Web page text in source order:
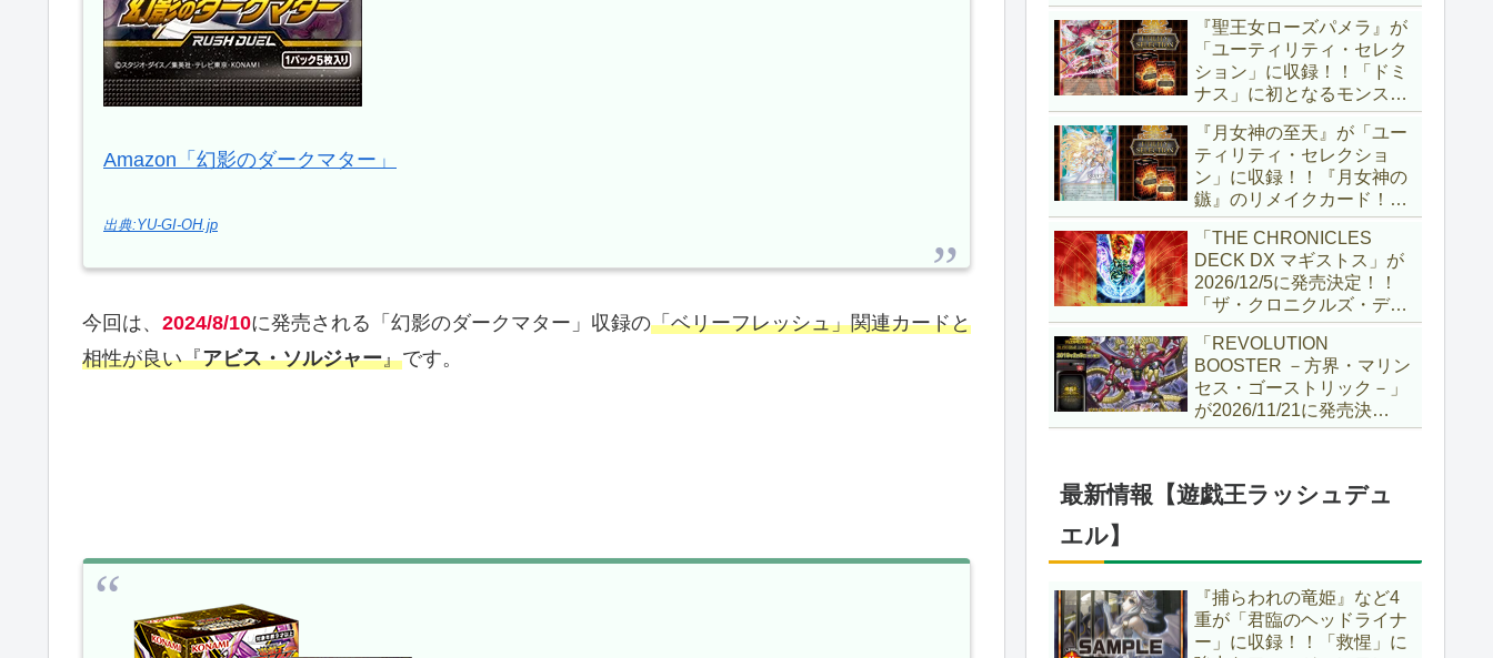
Amazon「幻影のダークマター」
出典:YU-GI-OH.jp
今回は、 2024/8/10に発売される「幻影のダークマター」収録の「ベリーフレッシュ」関連カードと
相性が良い『アビス・ソルジャー』です。
イクが多数収録！！調整版
『墓穴の指名者』や「ドミ
ナス」の少女のカード化な
ど、注目要素が満載ですね
～。【遊戯王OCG】
『聖王女ローズパメラ』が
「ユーティリティ・セレク
ション」に収録！！「ドミ
ナス」に初となるモンスタ
ーが登場！！『聖王の粉
砕』や『列王詩篇』に描か
れていた少女で、実際にこ
の2種を強力にサポートし
ていますね！！【遊戯王
OCG】
『月女神の至天』が「ユー
ティリティ・セレクショ
ン」に収録！！『月女神の
鏃』のリメイクカード！！
選出傾向が読めなくなりま
したが、後攻向けとは言え
無効化範囲の広がった『墓
穴の指名者』はめちゃくち
ゃ強力ですね！？【遊戯王
OCG】
「THE CHRONICLES
DECK DX マギストス」が
2026/12/5に発売決定！！
「ザ・クロニクルズ・デッ
キ」がリニューアル！！第
1弾は「マギストス」と
「エンディミオン」が選出
されています！！【遊戯王
OCG】
「REVOLUTION
BOOSTER －方界・マリン
セス・ゴーストリック－」
が2026/11/21に発売決
定！！「レボリューション
今回は前回以上に個性派揃
いとなりましたね～。【遊
最新情報【遊戯王ラッシュデュ
エル】
『捕らわれの竜姫』など4
重が「君臨のヘッドライナ
ー」に収録！！「救惺」に